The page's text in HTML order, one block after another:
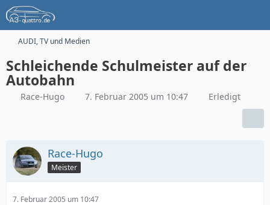
AUDI, TV und Medien
Schleichende Schulmeister auf der
Autobahn
Race-Hugo 7. Februar 2005 um 10:47 Erledigt
Race-Hugo
Meister
7. Februar 2005 um 10:47